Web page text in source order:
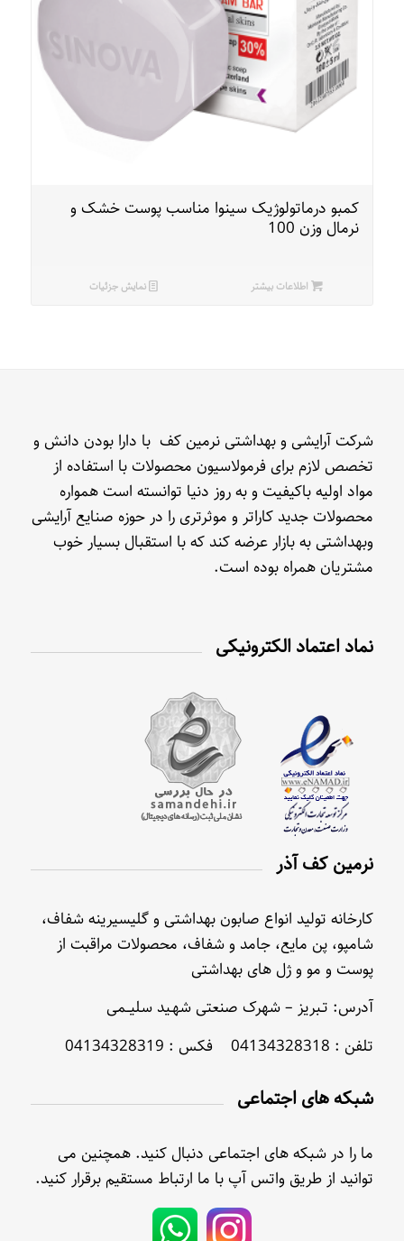
کمبو درماتولوژیک سینوا مناسب پوست خشک و
نرمال وزن 100
اطلاعات بیشتر نمایش جزئیات
شرکت آرایشی و بهداشتی نرمین کف با دارا بودن دانش و
تخصص لازم برای فرمولاسیون محصولات با استفاده از
مواد اولیه باکیفیت و به روز دنیا توانسته است همواره
محصولات جدید کاراتر و موثرتری را در حوزه صنایع آرایشی
وبهداشتی به بازار عرضه کند که با استقبال بسیار خوب
مشتریان همراه بوده است.
نماد اعتماد الکترونیکی
نرمین کف آذر
کارخانه تولید انواع صابون بهداشتی و گلیسیرینه شفاف،
شامپو، پن مایع، جامد و شفاف، محصولات مراقبت از
پوست و مو و ژل های بهداشتی
آدرس: تـبریز – شهرک صنعتی شهـید سلیــمی
تلفن : 04134328318 فکس : 04134328319
شبکه های اجتماعی
ما را در شبکه های اجتماعی دنبال کنید. همچنین می
توانید از طریق واتس آپ با ما ارتباط مستقیم برقرار کنید.